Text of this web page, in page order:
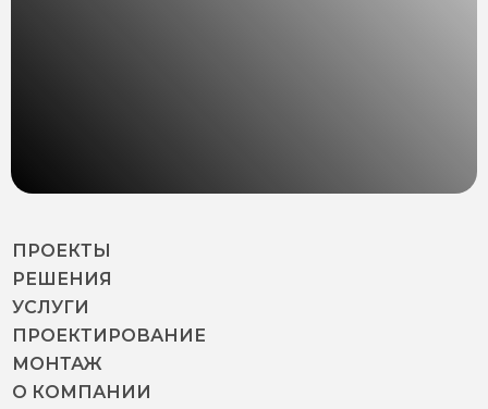
ПРОЕКТЫ
РЕШЕНИЯ
УСЛУГИ
ПРОЕКТИРОВАНИЕ
МОНТАЖ
О КОМПАНИИ